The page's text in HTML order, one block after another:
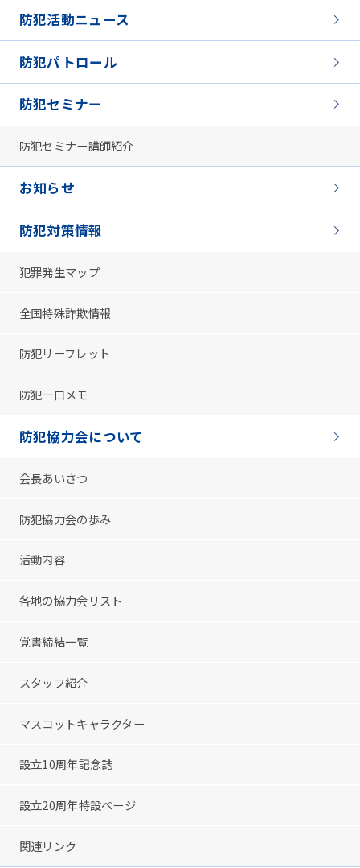
防犯活動ニュース
防犯パトロール
防犯セミナー
防犯セミナー講師紹介
お知らせ
防犯対策情報
犯罪発生マップ
全国特殊詐欺情報
防犯リーフレット
防犯一口メモ
防犯協力会について
会長あいさつ
防犯協力会の歩み
活動内容
各地の協力会リスト
覚書締結一覧
スタッフ紹介
マスコットキャラクター
設立10周年記念誌
設立20周年特設ページ
関連リンク